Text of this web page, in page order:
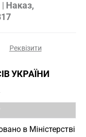
| Наказ,
Реквізити
УКРАЇНИ
в Міністерстві